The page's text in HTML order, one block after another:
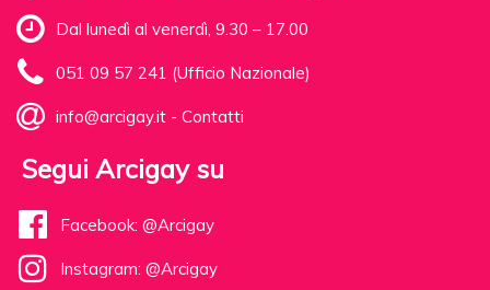
Dal lunedì al venerdì, 9.30 – 17.00
051 09 57 241 (Ufficio Nazionale)
info@arcigay.it - Contatti
Segui Arcigay su
Facebook: @Arcigay
Instagram: @Arcigay